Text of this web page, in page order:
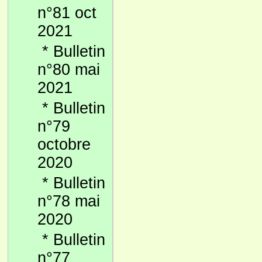
n°81 oct
2021
* Bulletin
n°80 mai
2021
* Bulletin
n°79
octobre
2020
* Bulletin
n°78 mai
2020
* Bulletin
n°77